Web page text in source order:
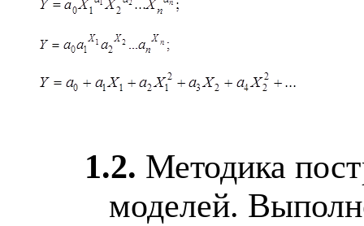
1.2. Методика
моделей.